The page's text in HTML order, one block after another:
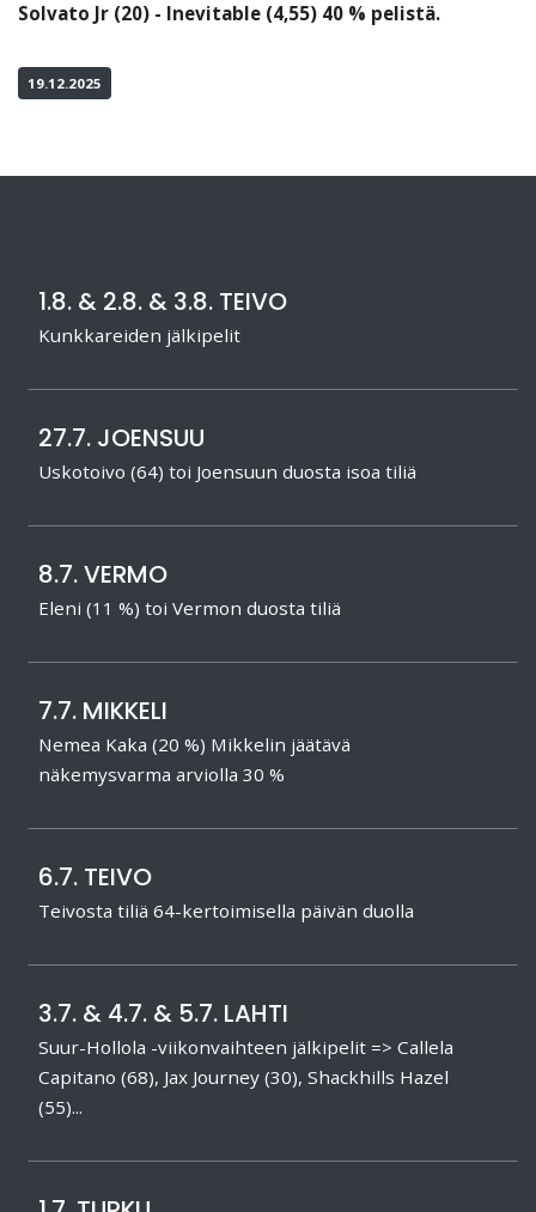
Solvato Jr (20) - Inevitable (4,55) 40 % pelistä.
19.12.2025
1.8. & 2.8. & 3.8. TEIVO
Kunkkareiden jälkipelit
27.7. JOENSUU
Uskotoivo (64) toi Joensuun duosta isoa tiliä
8.7. VERMO
Eleni (11 %) toi Vermon duosta tiliä
7.7. MIKKELI
Nemea Kaka (20 %) Mikkelin jäätävä
näkemysvarma arviolla 30 %
6.7. TEIVO
Teivosta tiliä 64-kertoimisella päivän duolla
3.7. & 4.7. & 5.7. LAHTI
Suur-Hollola -viikonvaihteen jälkipelit => Callela
Capitano (68), Jax Journey (30), Shackhills Hazel
(55)...